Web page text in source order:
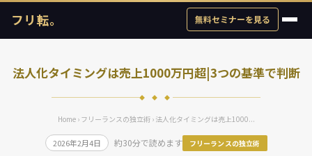
フリ転。 無料セミナーを見る
法人化タイミングは売上1000万円超|3つの基準で判断
◆ ◆ ◆
Home› フリーランスの独立術› 法人化タイミングは売上1000...
2026年2月4日 約30分で読めます フリーランスの独立術